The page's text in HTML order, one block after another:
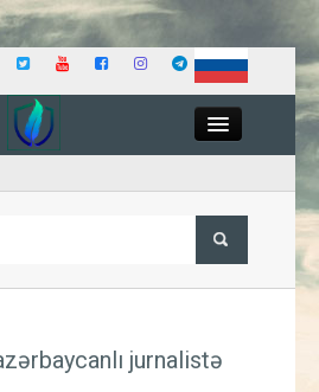
İqtisadiyyat
jurnalistə